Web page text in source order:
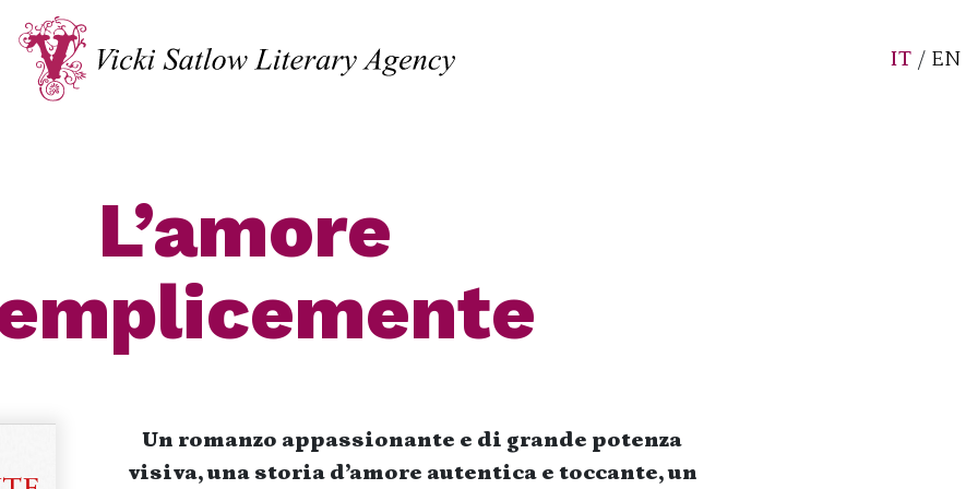
IT / EN
L’amore
Un romanzo appassionante e di grande potenza
visiva, una storia d’amore autentica e toccante, un